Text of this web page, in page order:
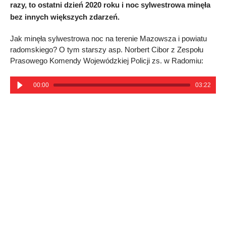
razy, to ostatni dzień 2020 roku i noc sylwestrowa minęła
bez innych większych zdarzeń.
Jak minęła sylwestrowa noc na terenie Mazowsza i powiatu
radomskiego? O tym starszy asp. Norbert Cibor z Zespołu
Prasowego Komendy Wojewódzkiej Policji zs. w Radomiu:
00:00 03:22